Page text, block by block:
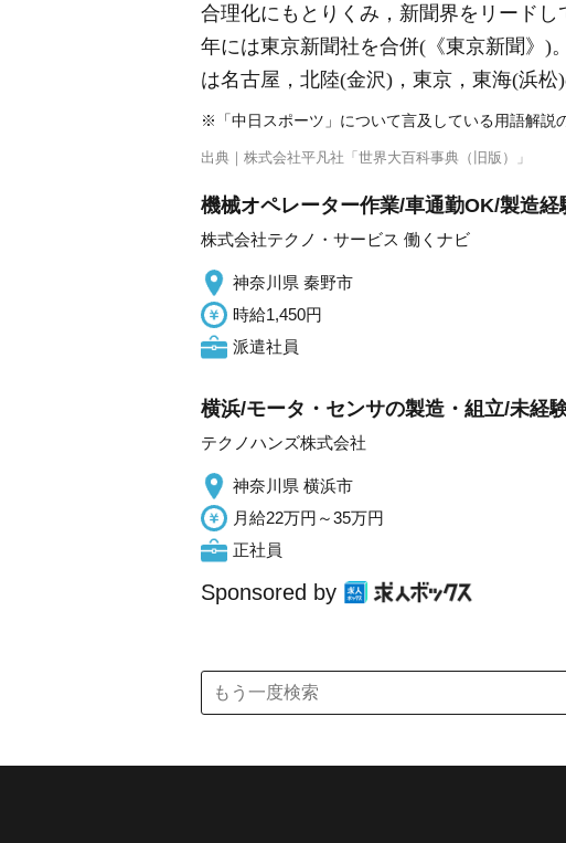
合理化にもとりくみ，新聞界をリード
年には東京新聞社を合併(《東京新聞》)
は名古屋，北陸(金沢)，東京，東海(浜
※「中日スポーツ」について言及している用語解説
出典｜ 株式会社平凡社「世界大百科事典（旧版）」
機械オペレーター作業/車通勤OK/製造
株式会社テクノ・サービス 働くナビ
神奈川県 秦野市
時給1,450円
派遣社員
横浜/モータ・センサの製造・組立/未経
テクノハンズ株式会社
神奈川県 横浜市
月給22万円～35万円
正社員
Sponsored by